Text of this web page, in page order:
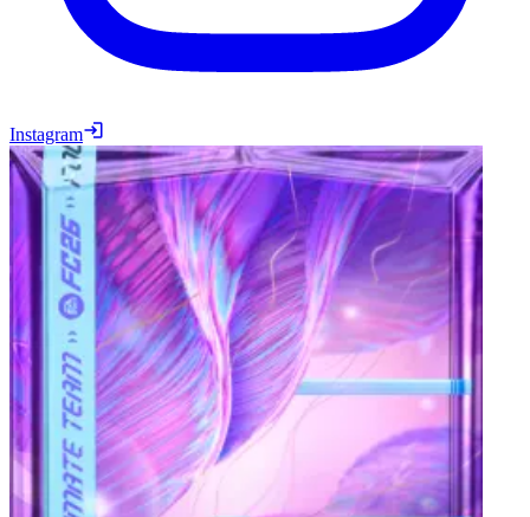
Instagram